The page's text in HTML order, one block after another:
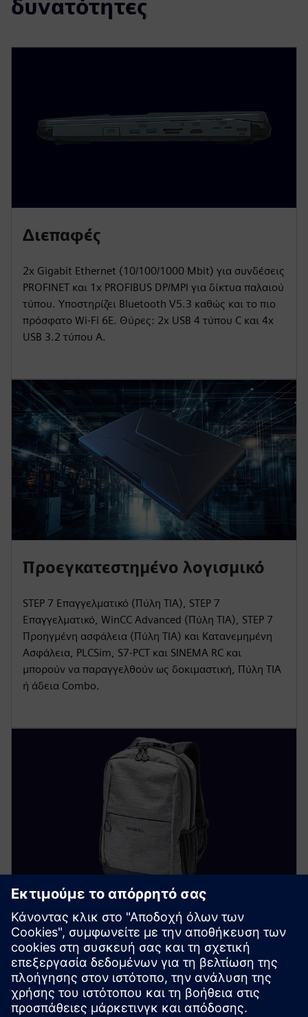
δυνατότητες
Διεπαφές
2x Gigabit Ethernet (10/100/1000 Mbit) για συνδέσεις
PROFINET και 1x PROFIBUS DP/MPI για δίκτυα παλαιού
τύπου. Υποστηρίζει Bluetooth V5.3 καθώς και το πιο
πρόσφατο Wi-Fi 6E. Θύρες: 2x USB 4 τύπου C και 4x
USB 3.2 τύπου Α.
Προεγκατεστημένο λογισμικό
STEP 7 Επαγγελματικό (Πύλη TIA), STEP 7
Επαγγελματικό, WinCC Advanced (Πύλη TIA), STEP 7
Προηγμένη ασφάλεια (Πύλη TIA) και Κατανεμημένη
Ασφάλεια, PLCSim, S7-PCT και SINEMA RC και
μπορούν να παραγγελθούν ως δοκιμαστική, Πύλη TIA
ή άδεια Combo.
Συμπεριλαμβανόμενα αξεσουάρ
Εκτός από το SIMATIC Field PG, περιλαμβάνονται τα
ακόλουθα όταν παραγγείλετε: σακίδιο φορητού
υπολογιστή, τροφοδοτικό 240 W, καλώδιο
τροφοδοσίας για συγκεκριμένη χώρα (εάν έχει